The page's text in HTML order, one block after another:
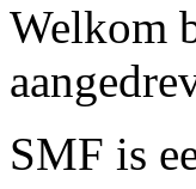
Welkom
SMF is